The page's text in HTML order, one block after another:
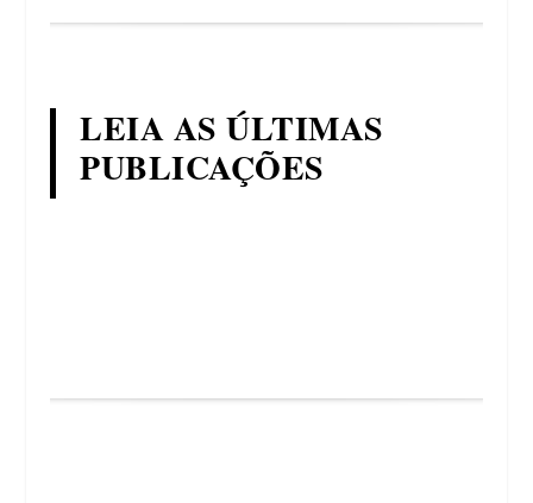
LEIA AS ÚLTIMAS
PUBLICAÇÕES